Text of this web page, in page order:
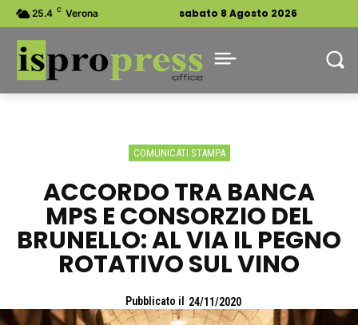
25.4 C Verona sabato 8 Agosto 2026
COMUNICATI STAMPA
ACCORDO TRA BANCA
MPS E CONSORZIO DEL
BRUNELLO: AL VIA IL PEGNO
ROTATIVO SUL VINO
Pubblicato il 24/11/2020